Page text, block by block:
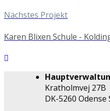
Nächstes Projekt
Karen Blixen Schule -
Kratholmvej 27B
DK-5260 Odense